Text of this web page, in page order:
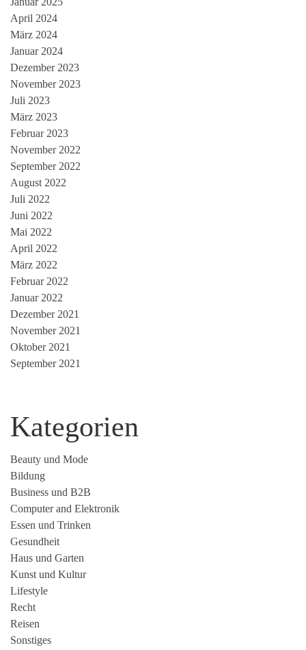
April 2024
März 2024
Januar 2024
Dezember 2023
November 2023
Juli 2023
März 2023
Februar 2023
November 2022
September 2022
August 2022
Juli 2022
Juni 2022
Mai 2022
April 2022
März 2022
Februar 2022
Januar 2022
Dezember 2021
November 2021
Oktober 2021
September 2021
Kategorien
Beauty und Mode
Bildung
Business und B2B
Computer and Elektronik
Essen und Trinken
Gesundheit
Haus und Garten
Kunst und Kultur
Lifestyle
Recht
Reisen
Sonstiges